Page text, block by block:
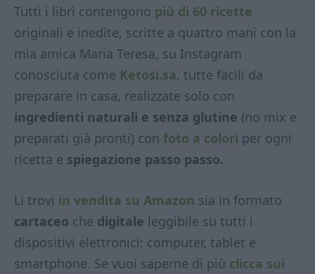
Tutti i libri contengono più di 60 ricette
originali e inedite, scritte a quattro mani con la
mia amica Maria Teresa, su Instagram
conosciuta come Ketosi.sa, tutte facili da
preparare in casa, realizzate solo con
ingredienti naturali e senza glutine (no mix e
preparati già pronti) con foto a colori per ogni
ricetta e spiegazione passo passo.
Li trovi in vendita su Amazon sia in formato
cartaceo che digitale leggibile su tutti i
dispositivi elettronici: computer, tablet e
smartphone. Se vuoi saperne di più clicca sui